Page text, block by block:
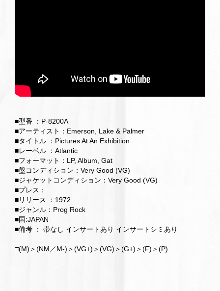
■型番 ：P-8200A
■アーティスト：Emerson, Lake & Palmer
■タイトル ：Pictures At An Exhibition
■レーベル ：Atlantic
■フォーマット：LP, Album, Gat
■盤コンディション：Very Good (VG)
■ジャケットコンディション：Very Good (VG)
■プレス：
■リリース ：1972
■ジャンル：Prog Rock
■国:JAPAN
■備考 ： 帯なし インサートあり インサートシミあり
□(M)＞(NM／M-)＞(VG+)＞(VG)＞(G+)＞(F)＞(P)